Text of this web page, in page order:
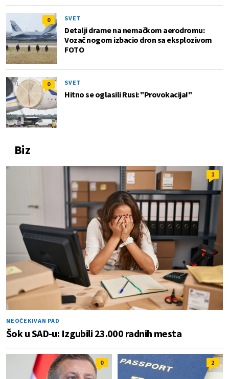
0 SVET
Detalji drame na nemačkom aerodromu:
Vozač nogom izbacio dron sa eksplozivom
FOTO
0 SVET
Hitno se oglasili Rusi: "Provokacija!"
Biz
1
NEOČEKIVAN PAD
Šok u SAD-u: Izgubili 23.000 radnih mesta
0 2